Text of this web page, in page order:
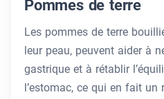
Pommes de terre
Les pommes de terre
leur peau, peuvent aider à
gastrique et à rétablir
l’estomac, ce qui en fait un